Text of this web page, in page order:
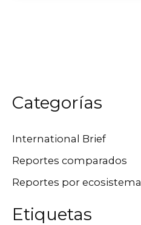
Categorías
International Brief
Reportes comparados
Reportes por ecosistema
Etiquetas